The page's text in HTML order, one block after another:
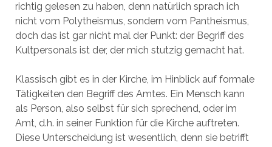
richtig gelesen zu haben, denn natürlich sprach ich
nicht vom Polytheismus, sondern vom Pantheismus,
doch das ist gar nicht mal der Punkt: der Begriff des
Kultpersonals ist der, der mich stutzig gemacht hat.
Klassisch gibt es in der Kirche, im Hinblick auf formale
Tätigkeiten den Begriff des Amtes. Ein Mensch kann
als Person, also selbst für sich sprechend, oder im
Amt, d.h. in seiner Funktion für die Kirche auftreten.
Diese Unterscheidung ist wesentlich, denn sie betrifft